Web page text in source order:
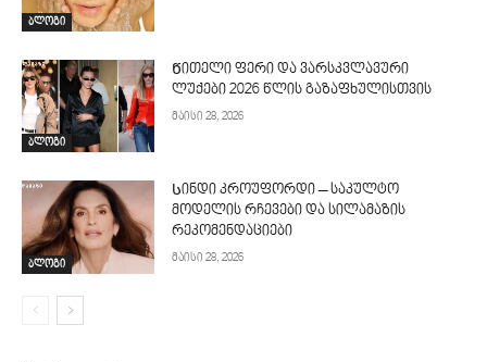
ბლოგი
ბლოგი
Წითელი ფერი და ვარსკვლავური
ლუქები 2026 წლის გაზაფხულისთვის
მაისი 28, 2026
ბლოგი
Სინდი კროუფორდი – საკულტო
მოდელის რჩევები და სილამაზის
რეკომენდაციები
მაისი 28, 2026